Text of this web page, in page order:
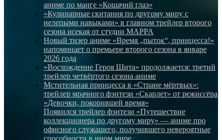
аниме по манге «Кошачий глаз»
«Кулинарные скитания по другому миру с
нелепыми навыками» в главном трейлер второго
сезона исекая от студии MAPPA
Новый тизер аниме «Время „пыток“, принцесса!»
напоминает о премьере второго сезона в январе
2026 года
«Восхождение Героя Щита» продолжается: третий
трейлер четвёртого сезона аниме
Мстительная принцесса в «Стране мёртвых»:
трейлер мрачного фэнтези «Скарлет» от режиссёра
«Девочки, покорившей время»
Появился трейлер фэнтези «Путешествие
коллекционера по другому миру» — аниме про
офисного служащего, получившего невероятные
способности в ином мире